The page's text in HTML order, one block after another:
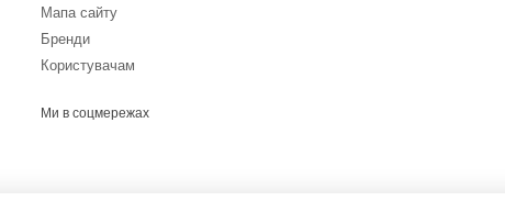
Мапа сайту
Бренди
Користувачам
Ми в соцмережах